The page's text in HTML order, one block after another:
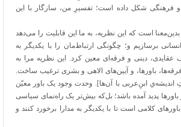
فرهنگی شکل داده است؛ تفسیرِ من، سازگار با این
است که این نظریه، به ما این قابلیت را می‌دهد
برسازیم و؛ چگونگی ارتباط‌مان را با یکدیگر به
دینی و فرقه‌ای معین کرد. این نظریه مرا به
باورها، و آیین‌های الاهی و بشری ترغیب ساخت.
اندیشه‌یِ ابنِ‌عربی با آن‌ها]. وحدت وجود یک باور معیّن
باورها پدید آمده باشد؛ بل‌که بیش‌تر یک راه‌نمای سیاسی
کلامی است تا با یکدیگر به مدارا برخورد کنند و